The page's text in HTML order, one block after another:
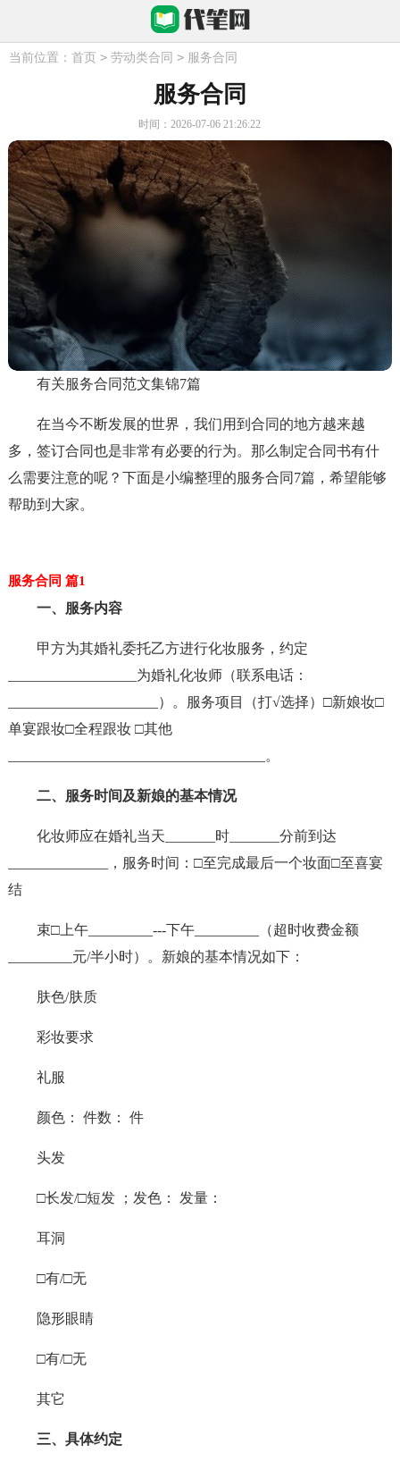
当前位置： 首页 > 劳动类合同 > 服务合同
服务合同
时间：2026-07-06 21:26:22
有关服务合同范文集锦7篇
在当今不断发展的世界，我们用到合同的地方越来越
多，签订合同也是非常有必要的行为。那么制定合同书有什
么需要注意的呢？下面是小编整理的服务合同7篇，希望能够
帮助到大家。
服务合同 篇1
一、服务内容
甲方为其婚礼委托乙方进行化妆服务，约定
__________________为婚礼化妆师（联系电话：
_____________________）。服务项目（打√选择）□新娘妆□
单宴跟妆□全程跟妆 □其他
____________________________________。
二、服务时间及新娘的基本情况
化妆师应在婚礼当天_______时_______分前到达
______________，服务时间：□至完成最后一个妆面□至喜宴
结
束□上午_________---下午_________（超时收费金额
_________元/半小时）。新娘的基本情况如下：
肤色/肤质
彩妆要求
礼服
颜色： 件数： 件
头发
□长发/□短发 ；发色： 发量：
耳洞
□有/□无
隐形眼睛
□有/□无
其它
三、具体约定